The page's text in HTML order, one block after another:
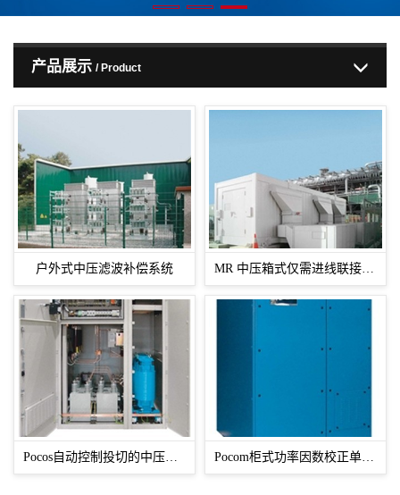
产品展示 / Product
户外式中压滤波补偿系统
Pocos自动控制投切的中压柜式滤波补偿系统 Pocom柜式功率因数校正单元（电动机就地补偿）